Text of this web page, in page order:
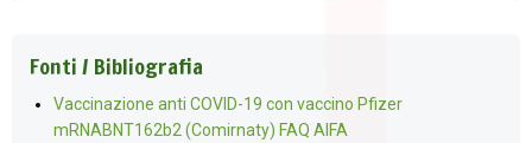
Fonti / Bibliografia
Vaccinazione anti COVID-19 con vaccino Pfizer
mRNABNT162b2 (Comirnaty) FAQ AIFA